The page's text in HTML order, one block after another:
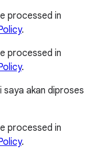
processed in
.
processed in
.
akan diproses
processed in
.